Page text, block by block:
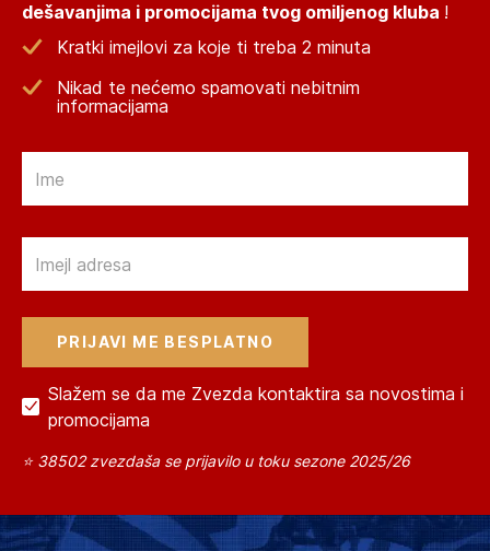
dešavanjima i promocijama tvog omiljenog kluba !
Kratki imejlovi za koje ti treba 2 minuta
Nikad te nećemo spamovati nebitnim
informacijama
Slažem se da me Zvezda kontaktira sa novostima i
promocijama
⭐ 38502 zvezdaša se prijavilo u toku sezone 2025/26